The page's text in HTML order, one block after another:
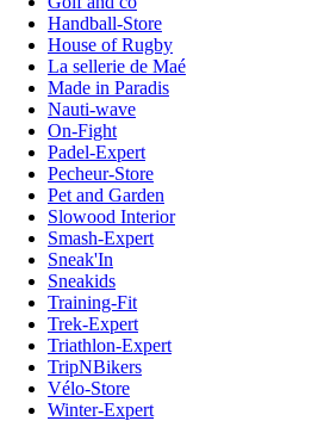
Handball-Store
House of Rugby
La sellerie de Maé
Made in Paradis
Nauti-wave
On-Fight
Padel-Expert
Pecheur-Store
Pet and Garden
Slowood Interior
Smash-Expert
Sneak'In
Sneakids
Training-Fit
Trek-Expert
Triathlon-Expert
TripNBikers
Vélo-Store
Winter-Expert